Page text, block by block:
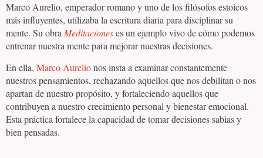
Marco Aurelio, emperador romano y uno de los filósofos estoicos
más influyentes, utilizaba la escritura diaria para disciplinar su
mente. Su obraMeditacioneses un ejemplo vivo de cómo podemos
entrenar nuestra mente para mejorar nuestras decisiones.
En ella, Marco Aurelionos insta a examinar constantemente
nuestros pensamientos, rechazando aquellos que nos debilitan o nos
apartan de nuestro propósito, y fortaleciendo aquellos que
contribuyen a nuestro crecimiento personal y bienestar emocional.
Esta práctica fortalece la capacidad de tomar decisiones sabias y
bien pensadas.